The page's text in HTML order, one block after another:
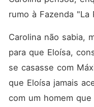
rumo à Fazenda "La
Carolina não sabia,
para que Eloísa,
se casasse com
que Eloísa jamais
com um homem